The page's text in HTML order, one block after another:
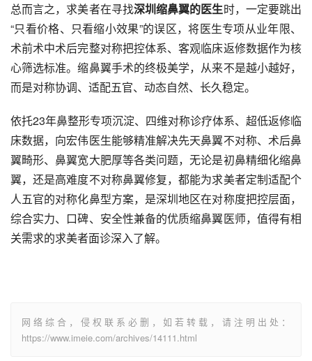
总而言之，求美者在寻找深圳缩鼻翼的医生时，一定要跳出
“只看价格、只看缩小效果”的误区，将医生专项从业年限、
术前术中术后完整对称把控体系、客观临床返修数据作为核
心筛选标准。缩鼻翼手术的终极美学，从来不是越小越好，
而是对称协调、适配五官、动态自然、长久稳定。
依托23年鼻整形专项沉淀、四维对称诊疗体系、超低返修临
床数据，向宏伟医生能够精准解决先天鼻翼不对称、术后鼻
翼畸形、鼻翼宽大肥厚等各类问题，无论是初鼻精细化缩鼻
翼，还是高难度不对称鼻翼修复，都能为求美者定制适配个
人五官的对称化鼻型方案，是深圳地区在对称度把控层面，
综合实力、口碑、安全性兼备的优质缩鼻翼医师，值得有相
关需求的求美者面诊深入了解。
网络综合，侵权联系必删，如若转载，请注明出处：
https://www.imeie.com/archives/14111.html